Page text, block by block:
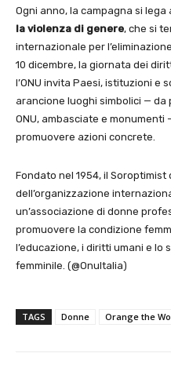
Ogni anno, la campagna si lega
la violenza di genere, che si
internazionale per
10 dicembre, la giornata dei
l’ONU invita Paesi, istituzioni e
arancione luoghi simbolici — da
ONU, ambasciate e
promuovere azioni concrete.
Fondato nel 1954, il
dell’organizzazione
un’associazione di donne
promuovere la condizione
l’educazione, i diritti umani e lo
femminile. (@OnuItalia)
TAGS Donne Orange the